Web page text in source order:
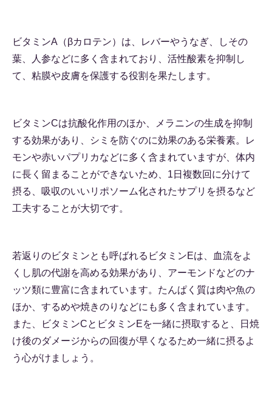
ビタミンA（βカロテン）は、レバーやうなぎ、しその
葉、人参などに多く含まれており、活性酸素を抑制し
て、粘膜や皮膚を保護する役割を果たします。
ビタミンCは抗酸化作用のほか、メラニンの生成を抑制
する効果があり、シミを防ぐのに効果のある栄養素。レ
モンや赤いパプリカなどに多く含まれていますが、体内
に長く留まることができないため、1日複数回に分けて
摂る、吸収のいいリポソーム化されたサプリを摂るなど
工夫することが大切です。
若返りのビタミンとも呼ばれるビタミンEは、血流をよ
くし肌の代謝を高める効果があり、アーモンドなどのナ
ッツ類に豊富に含まれています。たんぱく質は肉や魚の
ほか、するめや焼きのりなどにも多く含まれています。
また、ビタミンCとビタミンEを一緒に摂取すると、日焼
け後のダメージからの回復が早くなるため一緒に摂るよ
う心がけましょう。